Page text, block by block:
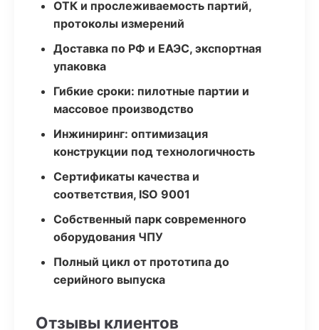
ОТК и прослеживаемость партий,
протоколы измерений
Доставка по РФ и ЕАЭС, экспортная
упаковка
Гибкие сроки: пилотные партии и
массовое производство
Инжиниринг: оптимизация
конструкции под технологичность
Сертификаты качества и
соответствия, ISO 9001
Собственный парк современного
оборудования ЧПУ
Полный цикл от прототипа до
серийного выпуска
Отзывы клиентов